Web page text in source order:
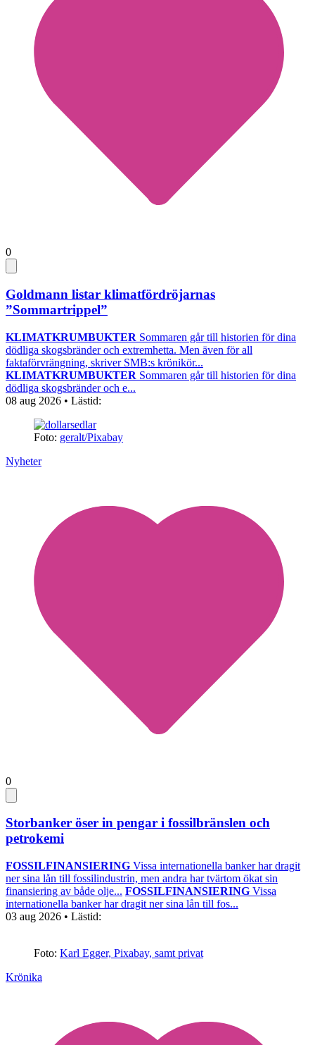
0
Goldmann listar klimatfördröjarnas
”Sommartrippel”
KLIMATKRUMBUKTER Sommaren går till historien för dina
dödliga skogsbränder och extremhetta. Men även för all
faktaförvrängning, skriver SMB:s krönikör...
KLIMATKRUMBUKTER Sommaren går till historien för dina
dödliga skogsbränder och e...
08 aug 2026 • Lästid:
Foto: geralt/Pixabay
Nyheter
0
Storbanker öser in pengar i fossilbränslen och
petrokemi
FOSSILFINANSIERING Vissa internationella banker har dragit
ner sina lån till fossilindustrin, men andra har tvärtom ökat sin
finansiering av både olje... FOSSILFINANSIERING Vissa
internationella banker har dragit ner sina lån till fos...
03 aug 2026 • Lästid:
Foto: Karl Egger, Pixabay, samt privat
Krönika